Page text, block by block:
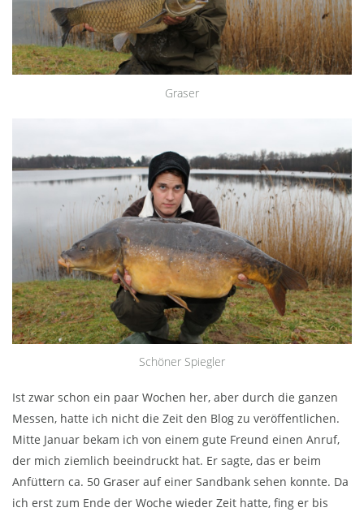
Graser
Schöner Spiegler
Ist zwar schon ein paar Wochen her, aber durch die ganzen
Messen, hatte ich nicht die Zeit den Blog zu veröffentlichen.
Mitte Januar bekam ich von einem gute Freund einen Anruf,
der mich ziemlich beeindruckt hat. Er sagte, das er beim
Anfüttern ca. 50 Graser auf einer Sandbank sehen konnte. Da
ich erst zum Ende der Woche wieder Zeit hatte, fing er bis